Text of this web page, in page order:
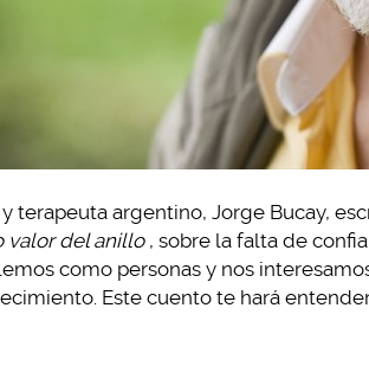
terapeuta argentino, Jorge Bucay,
valor del anillo , sobre la falta de
como personas y nos
Este cuento te hará